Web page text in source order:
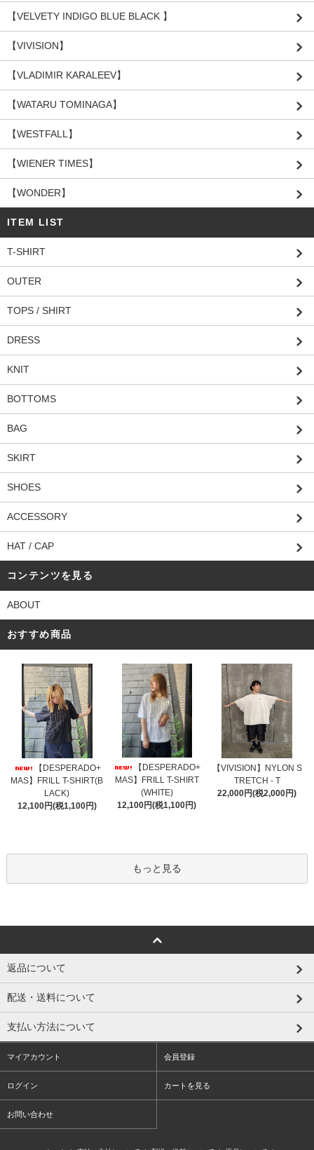
【VELVETY INDIGO BLUE BLACK 】
【VIVISION】
【VLADIMIR KARALEEV】
【WATARU TOMINAGA】
【WESTFALL】
【WIENER TIMES】
【WONDER】
ITEM LIST
T-SHIRT
OUTER
TOPS / SHIRT
DRESS
KNIT
BOTTOMS
BAG
SKIRT
SHOES
ACCESSORY
HAT / CAP
コンテンツを見る
ABOUT
おすすめ商品
【DESPERADO+
MAS】FRILL T-SHIRT(B
LACK)
12,100円(税1,100円)
【DESPERADO+
MAS】FRILL T-SHIRT
(WHITE)
12,100円(税1,100円)
【VIVISION】NYLON S
TRETCH - T
22,000円(税2,000円)
もっと見る
返品について
配送・送料について
支払い方法について
マイアカウント 会員登録
ログイン カートを見る
お問い合わせ